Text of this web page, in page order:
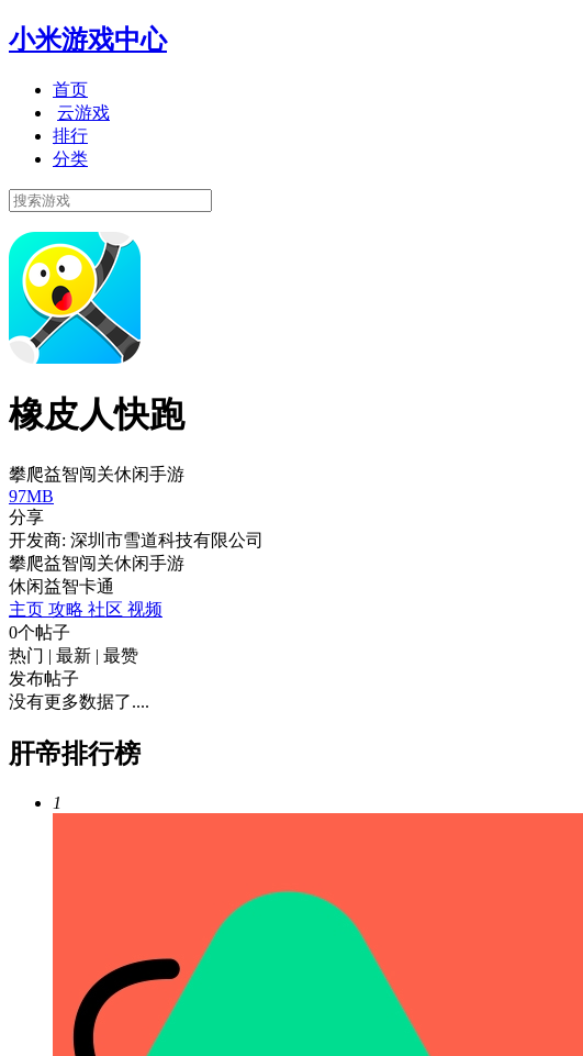
小米游戏中心
首页
云游戏
排行
分类
橡皮人快跑
攀爬益智闯关休闲手游
97MB
分享
开发商: 深圳市雪道科技有限公司
攀爬益智闯关休闲手游
休闲益智卡通
主页 攻略 社区 视频
0个帖子
热门 | 最新 | 最赞
发布帖子
没有更多数据了....
肝帝排行榜
1